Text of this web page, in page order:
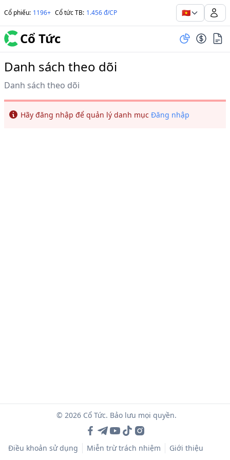
Cổ phiếu: 1196+ Cổ tức TB: 1.456 đ/CP 🇻🇳
Cổ Tức
Danh sách theo dõi
Danh sách theo dõi
Info
Hãy đăng nhập để quản lý danh mục Đăng nhập
© 2026 Cổ Tức. Bảo lưu mọi quyền.
Điều khoản sử dụng Miễn trừ trách nhiệm Giới thiệu